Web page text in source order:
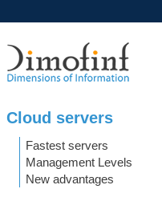
Cloud servers
Fastest servers
Management Levels
New advantages